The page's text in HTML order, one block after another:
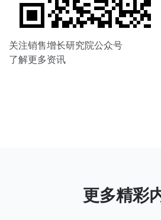
关注销售增长研究院公众号
了解更多资讯